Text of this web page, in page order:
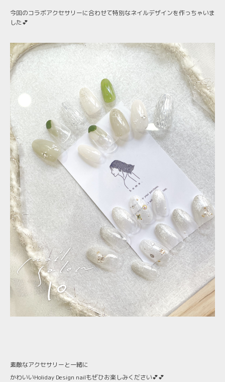
今回のコラボアクセサリーに合わせて特別なネイルデザインを作っちゃいま
した💕
素敵なアクセサリーと一緒に
かわいいHoliday Design nailもぜひお楽しみください💕💕